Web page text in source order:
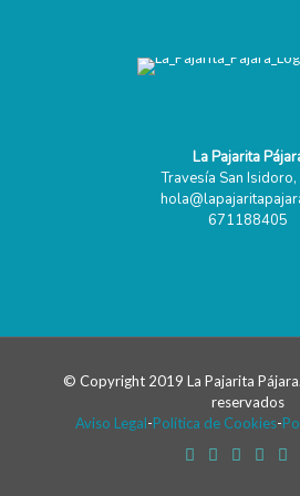
La Pajarita
Travesía San Isidoro,
671188405
© Copyright 2019 La Pajarita
reservados
Aviso Legal-Política de Cookies-